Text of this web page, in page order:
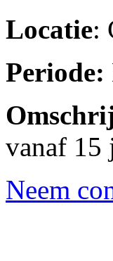
Locatie:
Periode:
vanaf 15
Neem